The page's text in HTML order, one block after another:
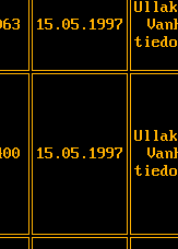
15.05.1997
15.05.1997